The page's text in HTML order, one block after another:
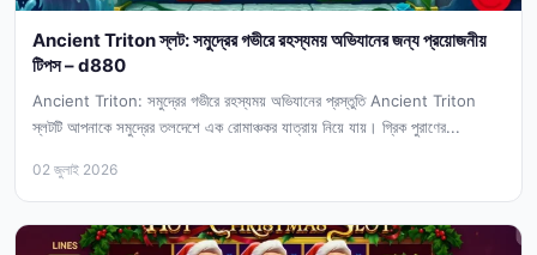
Ancient Triton স্লট: সমুদ্রের গভীরে রহস্যময় অভিযানের জন্য প্রয়োজনীয়
টিপস – d880
Ancient Triton: সমুদ্রের গভীরে রহস্যময় অভিযানের প্রস্তুতি Ancient Triton
স্লটটি আপনাকে সমুদ্রের তলদেশে এক রোমাঞ্চকর যাত্রায় নিয়ে যায়। গ্রিক পুরাণের...
02 জুলাই 2026